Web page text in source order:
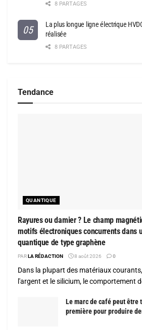
8 PARTAGES
La plus longue ligne électrique
réalisée
8 PARTAGES
Tendance
QUANTIQUE
Rayures ou damier ? Le champ
motifs électroniques concurrents dans
quantique de type graphène
PAR LA RÉDACTION 8 août 2026 0
Dans la plupart des matériaux
l'argent et le silicium, le comportement
Le marc de café peut être
première pour produire